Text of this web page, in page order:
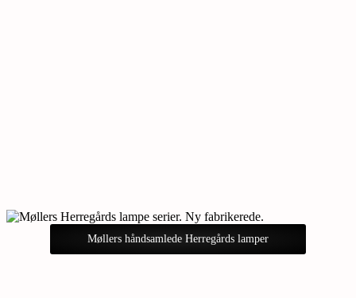
Møllers håndsamlede Herregårds lamper